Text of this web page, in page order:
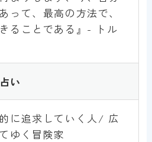
って、最高の方法で、
ることである』- トル
い
に追求していく人/ 広
ゆく冒険家